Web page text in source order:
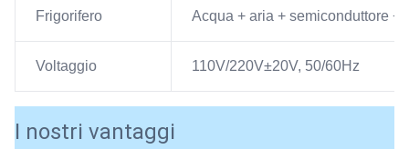
Frigorifero Acqua + aria + semiconduttore +
Voltaggio 110V/220V±20V, 50/60Hz
I nostri vantaggi